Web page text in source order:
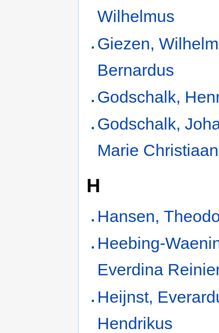
Wilhelmus
Giezen,
Bernardus
Godschalk,
Godschalk,
Marie Christiaan
H
Hansen,
Heebing-
Everdina
Heijnst,
Hendrikus